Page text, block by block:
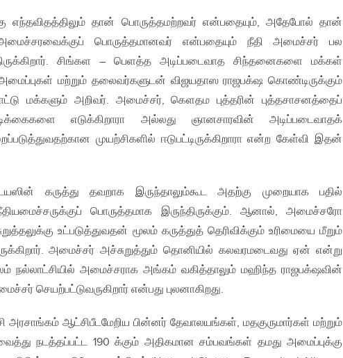
எந்தவிதத்திலும் தான் பொருத்தமற்றவர் என்பதையும், அதேபோல் தான்
பொருத்தமானவர் என்பதையும் நீதி அமைச்சர் பல
சிங்கள – பெளத்த அடிப்படைவாத சிந்தனைகளை மக்கள்
அமைப்புகள் மற்றும் தலைவர்களுடன் விஜயதாஸ ராஜபக்‌ஷ கொண்டிருக்கும்
நாட்டு மக்களும் அறிவர். அமைச்சர், கெளதம புத்தரின் புத்தசாசனத்தைப்
எடுக்கிறாரா அல்லது ஞானசாரவின் அடிப்படைவாதக்
முயற்சிகளில் ஈடுபட்டிருக்கிறாரா என்ற கேள்வி இதன்
கருத்து தவறாக இருந்தாலும்கூட அதற்கு முறையாக பதில்
பொருத்தமாக இருந்திருக்கும். ஆனால், அமைச்சரோ
உட்படுத்துவதன் மூலம் கருத்துத் தெரிவிக்கும் உரிமையை மீறும்
அமைச்சர் அச்சுறுத்தும் தொனியில் கலவரமடைவது ஏன் என்று
நல்லாட்சியில் அமைச்சராக அங்கம் வகித்தாலும் மஹிந்த ராஜபக்‌ஷவின்
செயற்பட்டுவருகிறார் என்பது புலனாகிறது.
ஆட்சிபீடமேறிய பின்னர் தேவாலயங்கள், மதகுருமார்கள் மற்றும்
நடத்தப்பட்ட 190 க்கும் அதிகமான சம்பவங்கள் தமது அமைப்புக்கு